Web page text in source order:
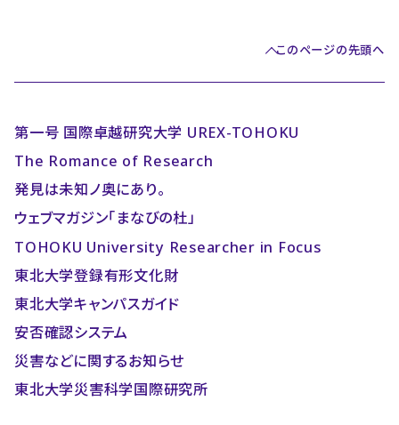
このページの先頭へ
第一号 国際卓越研究大学 UREX-TOHOKU
The Romance of Research
発見は未知ノ奥にあり。
ウェブマガジン「まなびの杜」
TOHOKU University Researcher in Focus
東北大学登録有形文化財
東北大学キャンパスガイド
安否確認システム
災害などに関するお知らせ
東北大学災害科学国際研究所